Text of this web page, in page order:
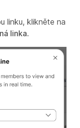
linku, klikněte na
linka.